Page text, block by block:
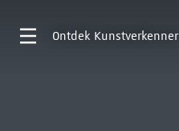
Ontdek Kunstverkenner